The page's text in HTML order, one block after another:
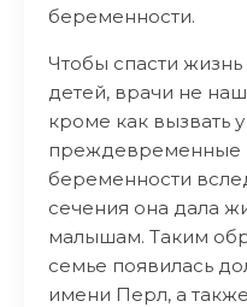
беременности.
Чтобы спасти
детей, врачи не
кроме как вызвать
преждевременные
беременности
сечения она дала
малышам. Таким
семье появилась
имени Перл, а